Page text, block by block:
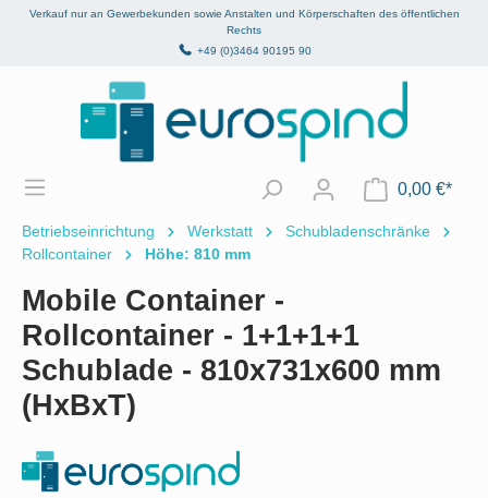
springen
Verkauf nur an Gewerbekunden sowie Anstalten und Körperschaften des öffentlichen
Rechts
+49 (0)3464 90195 90
0,00 €*
Betriebseinrichtung Werkstatt
Schubladenschränke
Rollcontainer
Höhe: 810 mm
Mobile Container -
Rollcontainer - 1+1+1+1
Schublade - 810x731x600 mm
(HxBxT)